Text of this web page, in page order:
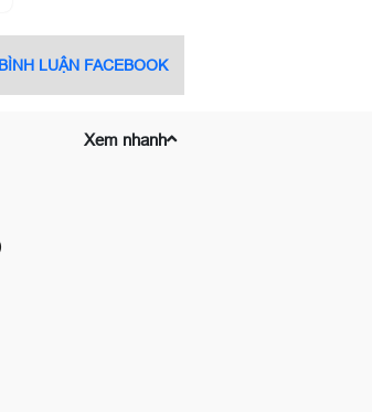
BÌNH LUẬN FACEBOOK
Xem nhanh